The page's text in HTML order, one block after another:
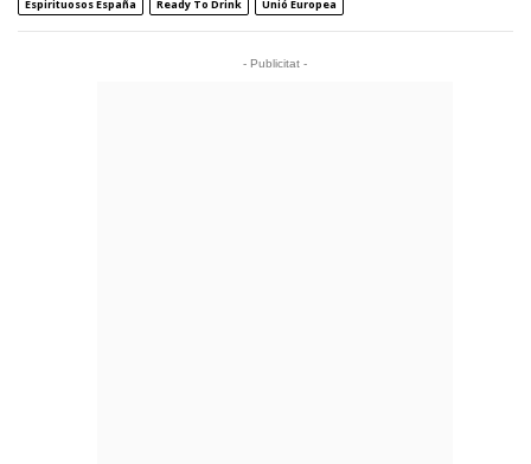
Espirituosos España
Ready To Drink Unió Europea
- Publicitat -